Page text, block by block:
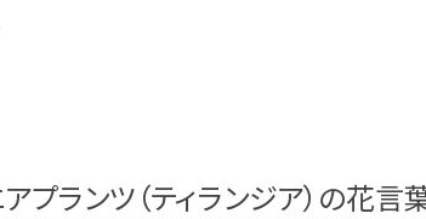
プランツ（ティランジア）の花言